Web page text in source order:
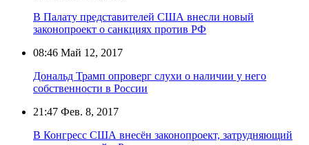
В Палату представителей США внесли новый
законопроект о санкциях против РФ
08:46 Май 12, 2017
Дональд Трамп опроверг слухи о наличии у него
собственности в России
21:47 Фев. 8, 2017
В Конгресс США внесён законопроект, затрудняющий